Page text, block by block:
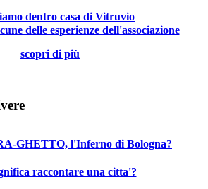
dentro casa di Vitruvio
delle esperienze dell'associazione
scopri di più
GHETTO, l'Inferno di Bologna?
raccontare una citta'?